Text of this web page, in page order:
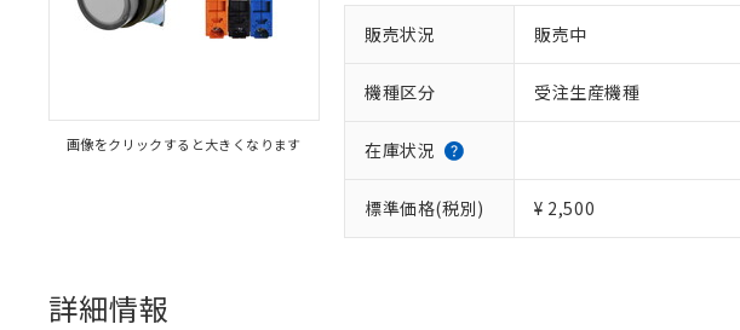
画像をクリックすると大きくなります
販売状況 販売中
機種区分 受注生産機種
在庫状況
標準価格(税別) ¥ 2,500
詳細情報